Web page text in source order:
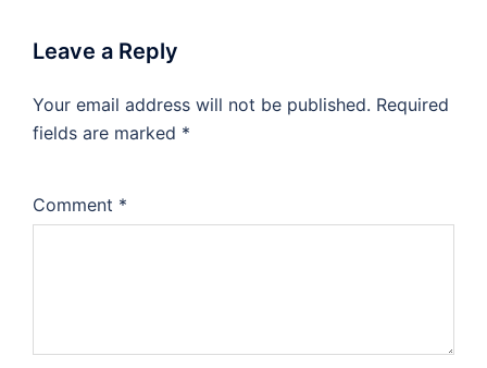
Leave a Reply
Your email address will not be published. Required
fields are marked *
Comment *